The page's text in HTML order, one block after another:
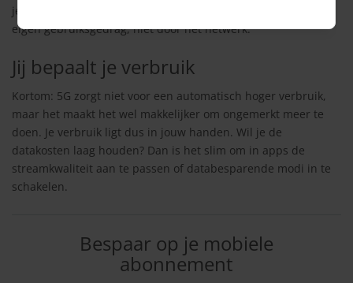
je tijdlijn te scrollen. Je dataverbruik stijgt dus vaak door je
eigen gebruiksgedrag, niet door het netwerk.
Jij bepaalt je verbruik
Kortom: 5G zorgt niet voor een automatisch hoger verbruik,
maar het maakt het wel makkelijker om ongemerkt meer te
doen. Je verbruik ligt dus in jouw handen. Wil je de
datakosten laag houden? Dan is het slim om in apps de
streamkwaliteit aan te passen of databesparende modi in te
schakelen.
Bespaar op je mobiele
abonnement